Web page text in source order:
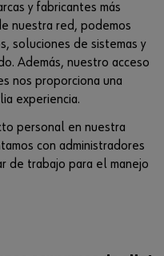
y fabricantes más
nuestra red, podemos
soluciones de sistemas y
Además, nuestro acceso
nos proporciona una
experiencia.
personal en nuestra
con administradores
de trabajo para el manejo